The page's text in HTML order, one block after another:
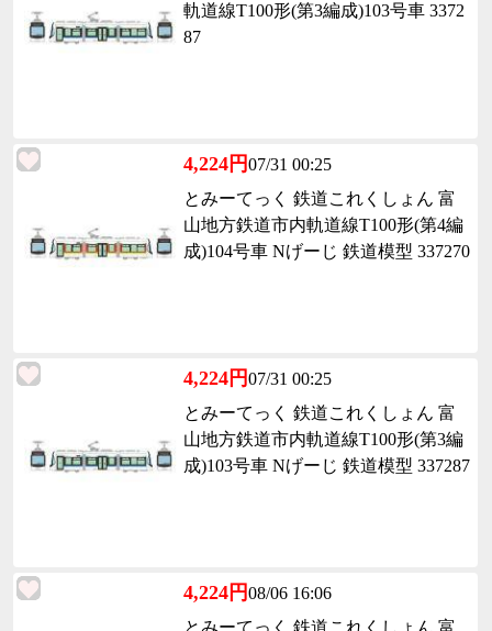
軌道線T100形(第3編成)103号車 3372
87
4,224円07/31 00:25
とみーてっく 鉄道これくしょん 富
山地方鉄道市内軌道線T100形(第4編
成)104号車 Nげーじ 鉄道模型 337270
4,224円07/31 00:25
とみーてっく 鉄道これくしょん 富
山地方鉄道市内軌道線T100形(第3編
成)103号車 Nげーじ 鉄道模型 337287
4,224円08/06 16:06
とみーてっく 鉄道これくしょん 富